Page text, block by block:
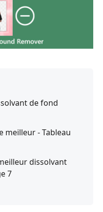
de fond
meilleur - Tableau
dissolvant
7